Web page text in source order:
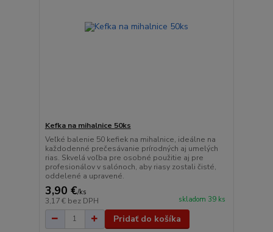
Kefka na mihalnice 50ks
Veľké balenie 50 kefiek na mihalnice, ideálne na
každodenné prečesávanie prírodných aj umelých
rias. Skvelá voľba pre osobné použitie aj pre
profesionálov v salónoch, aby riasy zostali čisté,
oddelené a upravené.
3,90 €/ks
3,17 € bez DPH skladom 39 ks
Pridať do košíka